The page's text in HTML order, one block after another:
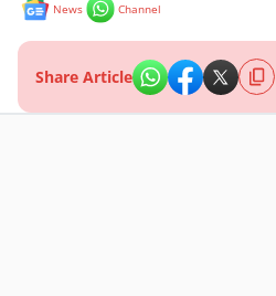
News Channel
Share Article